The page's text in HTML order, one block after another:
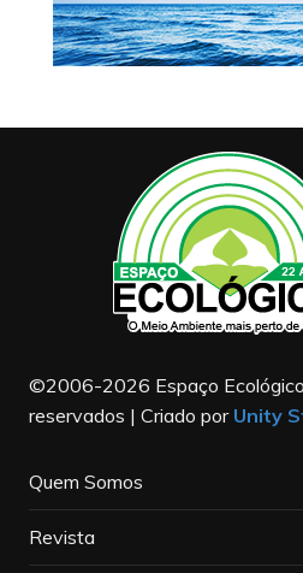
©2006-2026 Espaço
reservados | Criado por Unity
Quem Somos
Revista